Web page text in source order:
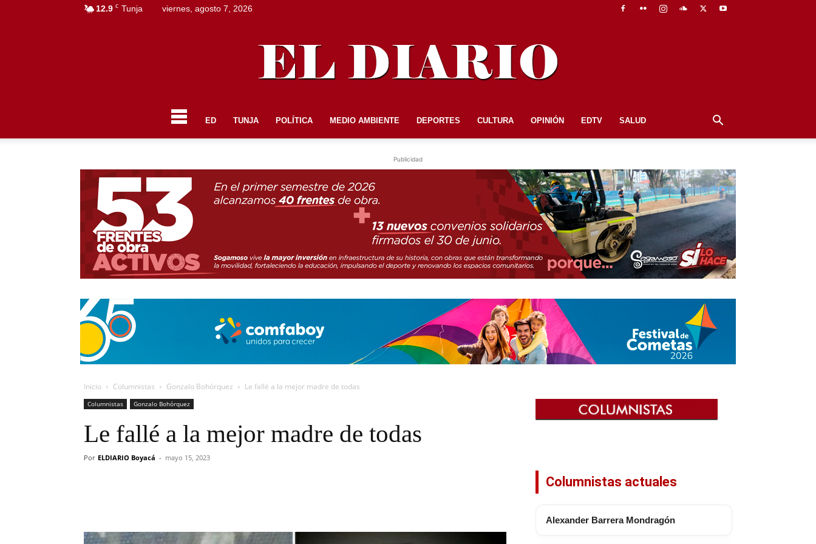
12.9 C Tunja viernes, agosto 7, 2026
DIARIO
ED TUNJA POLÍTICA MEDIO AMBIENTE DEPORTES CULTURA OPINIÓN EDTV SALUD
Publicidad
Inicio Columnistas Gonzalo Bohórquez Le fallé a la mejor madre de todas
Columnistas Gonzalo Bohórquez
Le fallé a la mejor madre de todas
Por ELDIARIO Boyacá - mayo 15, 2023
Columnistas actuales
Alexander Barrera Mondragón